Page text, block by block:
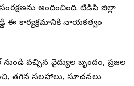
అందించింది. టిడిపి జిల్లా
ఈ కార్యక్రమానికి నాయకత్వం
వచ్చిన వైద్యుల బృందం, ప్రజల
తగిన సలహాలు, సూచనలు